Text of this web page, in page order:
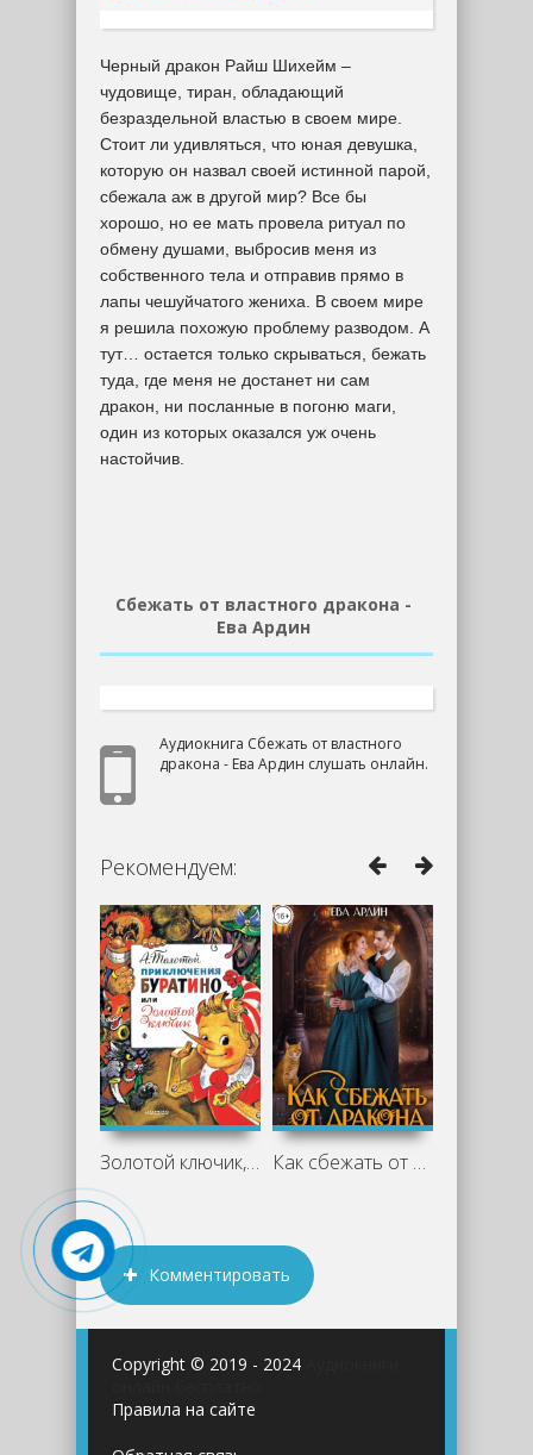
Черный дракон Райш Шихейм –
чудовище, тиран, обладающий
безраздельной властью в своем мире.
Стоит ли удивляться, что юная девушка,
которую он назвал своей истинной парой,
сбежала аж в другой мир? Все бы
хорошо, но ее мать провела ритуал по
обмену душами, выбросив меня из
собственного тела и отправив прямо в
лапы чешуйчатого жениха. В своем мире
я решила похожую проблему разводом. А
тут… остается только скрываться, бежать
туда, где меня не достанет ни сам
дракон, ни посланные в погоню маги,
один из которых оказался уж очень
настойчив.
Сбежать от властного дракона -
Ева Ардин
Аудиокнига Сбежать от властного
дракона - Ева Ардин слушать онлайн.
Рекомендуем:
Золотой ключик, или Приключения Как сбежать от дракона и открыть
Комментировать
Copyright © 2019 - 2024
Правила на сайте